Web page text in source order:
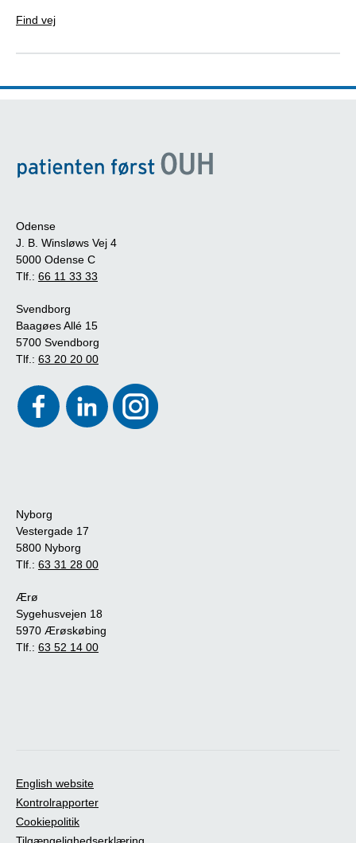
Find vej
Odense
J. B. Winsløws Vej 4
5000 Odense C
Tlf.: 66 11 33 33
Svendborg
Baagøes Allé 15
5700 Svendborg
Tlf.: 63 20 20 00
Nyborg
Vestergade 17
5800 Nyborg
Tlf.: 63 31 28 00
Ærø
Sygehusvejen 18
5970 Ærøskøbing
Tlf.: 63 52 14 00
English website
Kontrolrapporter
Cookiepolitik